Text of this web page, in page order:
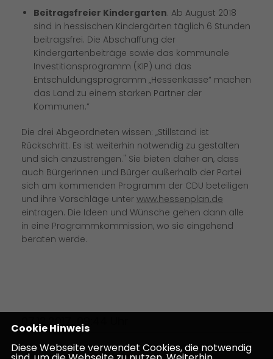
Beitragsfreier Kindergarten. Ab August 2018
sind in hessischen Kindergärten täglich 6 Stunden
beitragsfrei. Die Abschaffung der
Kindergartenbeiträge sowie das kommunale
Investitionsprogramm (KIP) und das
Entschuldungsprogramm „Hessenkasse“ machen
das Land zu einem starken Partner der
Kommunen.“
Die drei Abgeordneten wissen: „Stillstand ist
Rückschritt. Es ist weiterhin notwendig zu gestalten
und sich anzustrengen." Sie bieten daher an, dass
auch Bürgerinnen und Bürger außerhalb der Partei
sich am kommenden Programm der CDU beteiligen
und ihre Vorschläge unter www.hessenplan.de
eintragen. Die Ideen und Wünsche gehen dann alle
in eine Programmkommission, wo sie eingehend
beraten werde.
07.12.2017, 09:44 Uhr
Cookie Hinweis
Diese Webseite verwendet Cookies, die notwendig